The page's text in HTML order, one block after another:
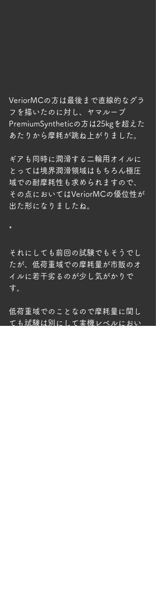
VeriorMCの方は最後まで直線的なグラ
フを描いたのに対し、ヤマルーブ
PremiumSyntheticの方は25kgを超えた
あたりから摩耗が跳ね上がりました。
ギアも同時に潤滑する二輪用オイルに
とっては境界潤滑領域はもちろん極圧
域での耐摩耗性も求められますので、
その点においてはVeriorMCの優位性が
出た形になりましたね。
*
それにしても前回の試験でもそうでし
たが、低荷重域での摩耗量が市販のオ
イルに若干劣るのが少し気がかりで
す。
低荷重域でのことなので摩耗量に関し
ても試験は別にして実機レベルにおい